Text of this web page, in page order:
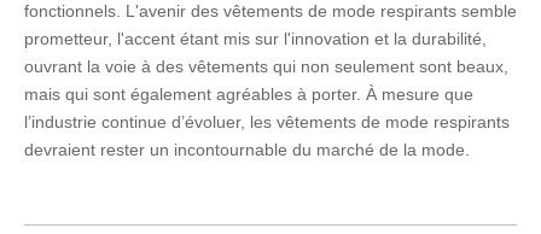
fonctionnels. L'avenir des vêtements de mode respirants semble
prometteur, l'accent étant mis sur l'innovation et la durabilité,
ouvrant la voie à des vêtements qui non seulement sont beaux,
mais qui sont également agréables à porter. À mesure que
l’industrie continue d’évoluer, les vêtements de mode respirants
devraient rester un incontournable du marché de la mode.